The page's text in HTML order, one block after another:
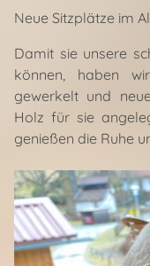
Neue Sitzplätze im
Damit sie unsere
können, haben
gewerkelt und
Holz für sie
genießen die Ruhe